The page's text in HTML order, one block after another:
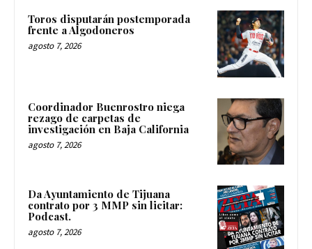
Toros disputarán postemporada
frente a Algodoneros
agosto 7, 2026
Coordinador Buenrostro niega
rezago de carpetas de
investigación en Baja California
agosto 7, 2026
Da Ayuntamiento de Tijuana
contrato por 3 MMP sin licitar:
Podcast.
agosto 7, 2026